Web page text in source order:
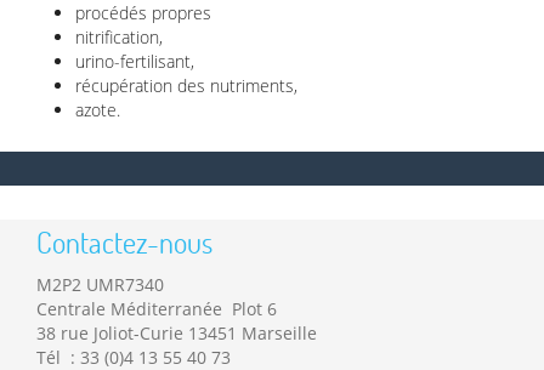
procédés propres
nitrification,
urino-fertilisant,
récupération des nutriments,
azote.
Contactez-nous
M2P2 UMR7340
Centrale Méditerranée Plot 6
38 rue Joliot-Curie 13451 Marseille
Tél : 33 (0)4 13 55 40 73